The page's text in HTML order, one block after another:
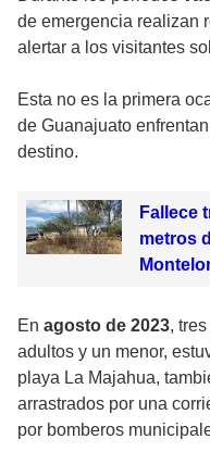
de emergencia realizan
alertar a los visitantes
Esta no es la primera
de Guanajuato
destino.
Fallece
metros
En agosto de 2023,
adultos y un menor,
playa La Majahua,
arrastrados por una
por bomberos